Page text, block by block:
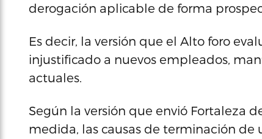
derogación aplicable de forma
Es decir, la versión que el Alto foro
injustificado a nuevos empleados,
actuales.
Según la versión que envió Fortaleza
medida, las causas de terminación